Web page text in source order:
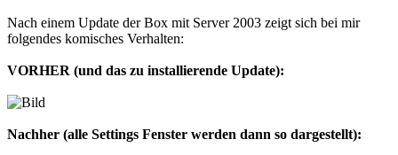
Nach einem Update der Box mit Server 2003 zeigt sich bei mir
folgendes komisches Verhalten:
VORHER (und das zu installierende Update):
Nachher (alle Settings Fenster werden dann so dargestellt):